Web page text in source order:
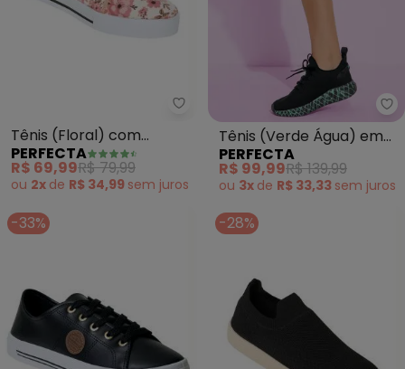
Perfecta - Tênis (Floral) com
Tênis (Floral) com
Cadarço Extra
PERFECTA
R$ 69,99R$ 79,99
ou 2x de R$ 34,99 sem juros
Tênis (Verde Água) em
Tecido
PERFECTA
R$ 99,99R$ 139,99
ou 3x de R$ 33,33 sem juros
-33% -28%